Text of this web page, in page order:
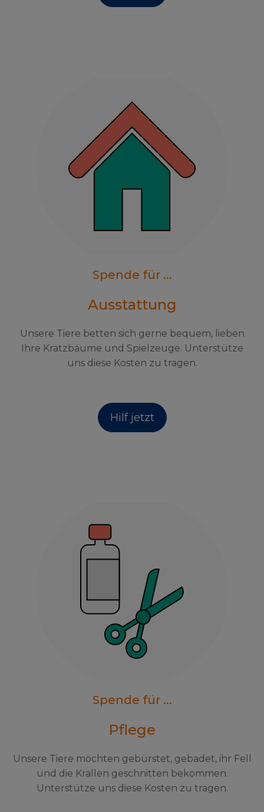
Spende für ...
Ausstattung
Unsere Tiere betten sich gerne bequem, lieben
Ihre Kratzbäume und Spielzeuge. Unterstütze
uns diese Kosten zu tragen.
Hilf jetzt
Spende für ...
Pflege
Unsere Tiere möchten gebürstet, gebadet, ihr Fell
und die Krallen geschnitten bekommen.
Unterstütze uns diese Kosten zu tragen.